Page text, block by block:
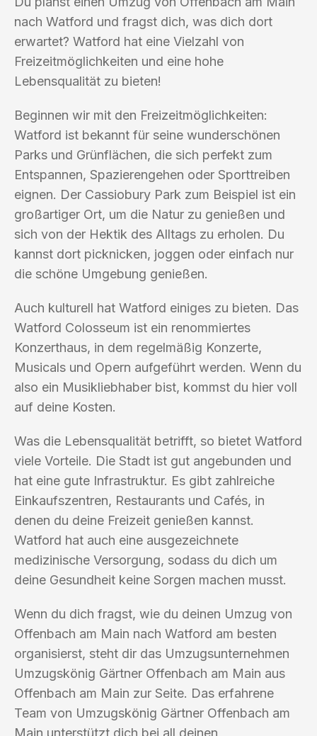
nach Watford und fragst dich, was dich dort
erwartet? Watford hat eine Vielzahl von
Freizeitmöglichkeiten und eine hohe
Lebensqualität zu bieten!
Beginnen wir mit den Freizeitmöglichkeiten:
Watford ist bekannt für seine wunderschönen
Parks und Grünflächen, die sich perfekt zum
Entspannen, Spazierengehen oder Sporttreiben
eignen. Der Cassiobury Park zum Beispiel ist ein
großartiger Ort, um die Natur zu genießen und
sich von der Hektik des Alltags zu erholen. Du
kannst dort picknicken, joggen oder einfach nur
die schöne Umgebung genießen.
Auch kulturell hat Watford einiges zu bieten. Das
Watford Colosseum ist ein renommiertes
Konzerthaus, in dem regelmäßig Konzerte,
Musicals und Opern aufgeführt werden. Wenn du
also ein Musikliebhaber bist, kommst du hier voll
auf deine Kosten.
Was die Lebensqualität betrifft, so bietet Watford
viele Vorteile. Die Stadt ist gut angebunden und
hat eine gute Infrastruktur. Es gibt zahlreiche
Einkaufszentren, Restaurants und Cafés, in
denen du deine Freizeit genießen kannst.
Watford hat auch eine ausgezeichnete
medizinische Versorgung, sodass du dich um
deine Gesundheit keine Sorgen machen musst.
Wenn du dich fragst, wie du deinen Umzug von
Offenbach am Main nach Watford am besten
organisierst, steht dir das Umzugsunternehmen
Umzugskönig Gärtner Offenbach am Main aus
Offenbach am Main zur Seite. Das erfahrene
Team von Umzugskönig Gärtner Offenbach am
Main unterstützt dich bei all deinen